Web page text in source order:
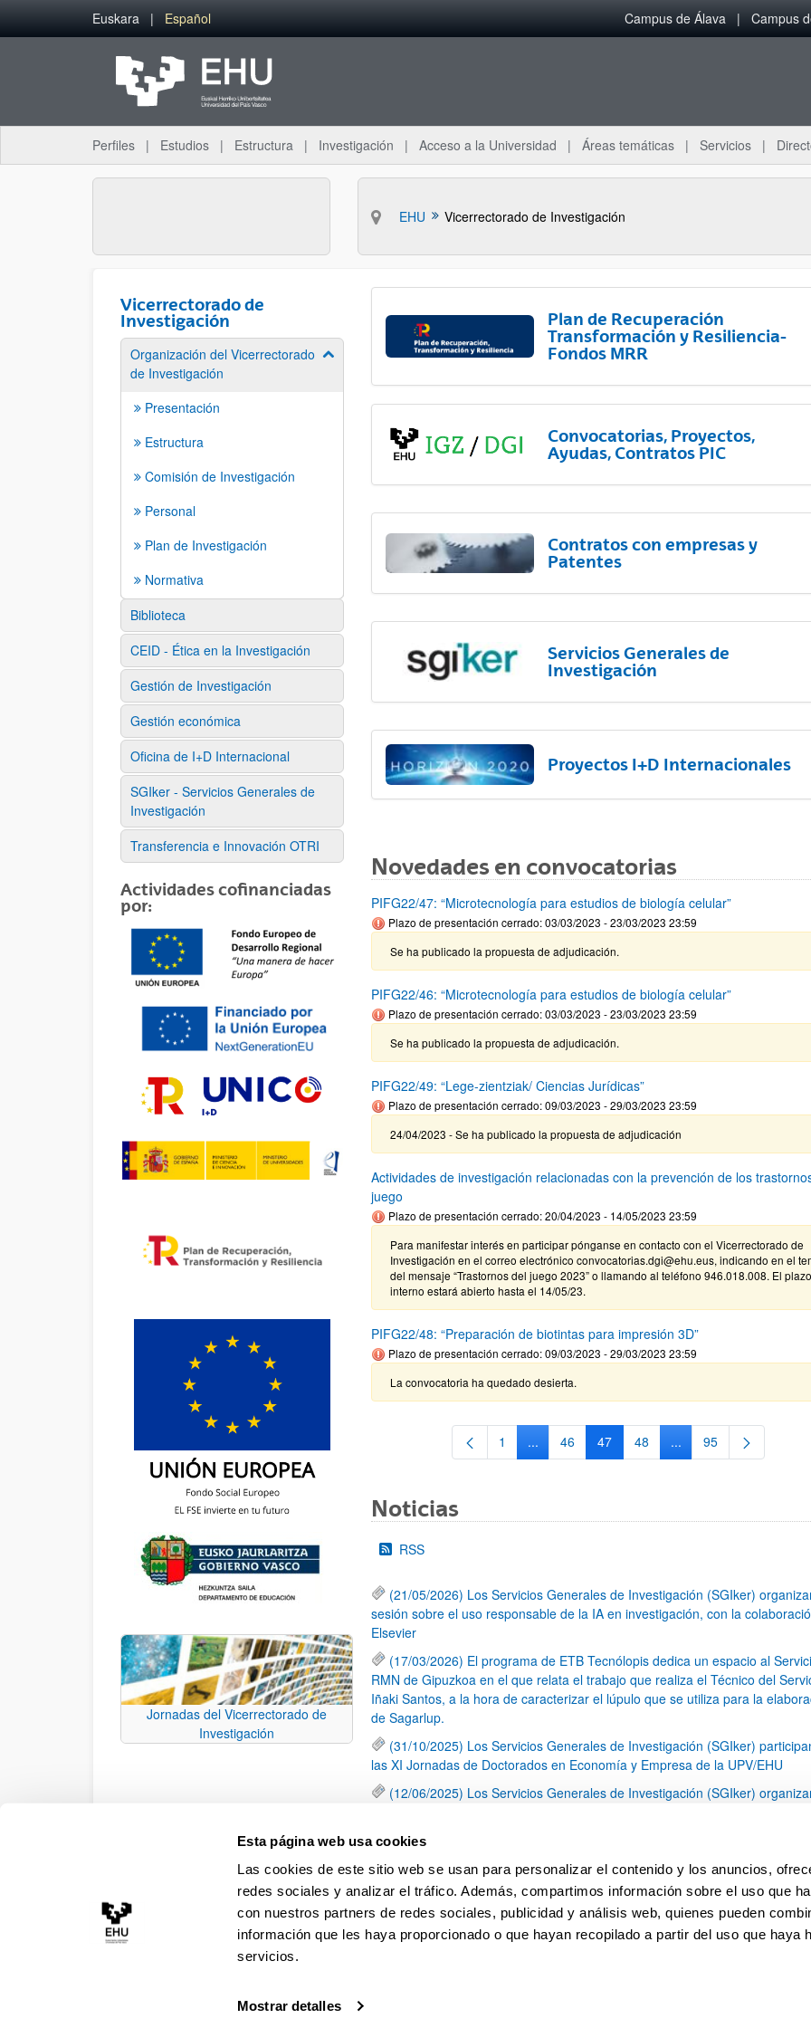
Esta página web usa cookies
Las cookies de este sitio web se usan para personalizar el contenido y los anuncios,
redes sociales y analizar el tráfico. Además, compartimos información sobre el uso que
con nuestros partners de redes sociales, publicidad y análisis web, quienes pueden
información que les haya proporcionado o que hayan recopilado a partir del uso que haya
servicios.
Mostrar detalles
Saltar al contenido principal
Euskara Español Campus de Álava Campus
Perfiles Estudios Estructura Investigación Acceso a la Universidad Áreas temáticas Servicios
EHU Vicerrectorado de Investigación
Vicerrectorado de
Investigación
Organización del Vicerrectorado
de Investigación
Mostrar/ocultar subpáginas
Presentación
Estructura
Comisión de Investigación
Personal
Plan de Investigación
Normativa
Biblioteca
CEID - Ética en la Investigación
Gestión de Investigación
Gestión económica
Oficina de I+D Internacional
SGIker - Servicios Generales de
Investigación
Transferencia e Innovación OTRI
Actividades cofinanciadas
por:
Jornadas del Vicerrectorado de
Investigación
Plan de Recuperación
Transformación y Resiliencia-
Fondos MRR
Convocatorias, Proyectos,
Ayudas, Contratos PIC
Contratos con empresas y
Patentes
Servicios Generales de
Investigación
Proyectos I+D Internacionales
Novedades en convocatorias
PIFG22/47: “Microtecnología para estudios de biología celular”
Plazo de presentación cerrado: 03/03/2023 - 23/03/2023 23:59
Se ha publicado la propuesta de adjudicación.
PIFG22/46: “Microtecnología para estudios de biología celular”
Plazo de presentación cerrado: 03/03/2023 - 23/03/2023 23:59
Se ha publicado la propuesta de adjudicación.
PIFG22/49: “Lege-zientziak/ Ciencias Jurídicas”
Plazo de presentación cerrado: 09/03/2023 - 29/03/2023 23:59
24/04/2023 - Se ha publicado la propuesta de adjudicación
Actividades de investigación relacionadas con la prevención de los
juego
Plazo de presentación cerrado: 20/04/2023 - 14/05/2023 23:59
Para manifestar interés en participar pónganse en contacto con el Vicerrectorado de
Investigación en el correo electrónico convocatorias.dgi@ehu.eus, indicando en el
del mensaje “Trastornos del juego 2023” o llamando al teléfono 946.018.008. El plazo
interno estará abierto hasta el 14/05/23.
PIFG22/48: “Preparación de biotintas para impresión 3D”
Plazo de presentación cerrado: 09/03/2023 - 29/03/2023 23:59
La convocatoria ha quedado desierta.
Página
1 ...Páginas intermedias Use TAB para desplazarse.
Página
46 Página
47 Página
48 ...Páginas intermedias
Página
95
Noticias
RSS
(21/05/2026) Los Servicios Generales de Investigación (SGIker)
sesión sobre el uso responsable de la IA en investigación, con la
Elsevier
(17/03/2026) El programa de ETB Tecnólopis dedica un espacio al
RMN de Gipuzkoa en el que relata el trabajo que realiza el Técnico del
Iñaki Santos, a la hora de caracterizar el lúpulo que se utiliza para la
de Sagarlup.
(31/10/2025) Los Servicios Generales de Investigación (SGIker)
las XI Jornadas de Doctorados en Economía y Empresa de la UPV/EHU
(12/06/2025) Los Servicios Generales de Investigación (SGIker)
una caracterización química de dos variedades de lúpulo silvestre
Página
1 Página
2 Página
3 ...
Páginas intermedias Use TAB
Página
79